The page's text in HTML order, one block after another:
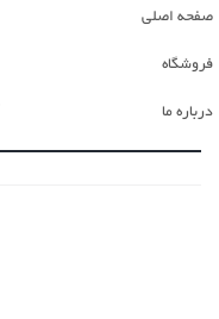
صفحه اصلی
فروشگاه
درباره ما